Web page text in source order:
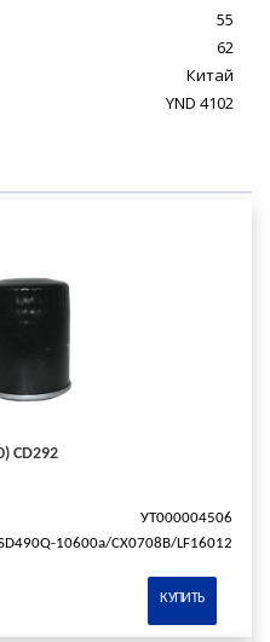
55
62
Китай
YND 4102
CD292
УТ000004506
10600a/СХ0708В/LF16012
КУПИТЬ